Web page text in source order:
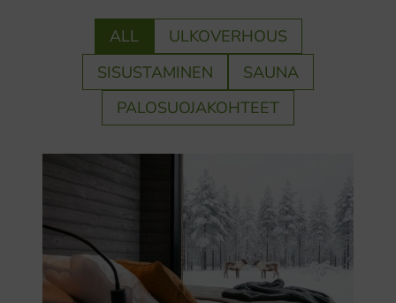
ALL
ULKOVERHOUS
SISUSTAMINEN
SAUNA
PALOSUOJAKOHTEET